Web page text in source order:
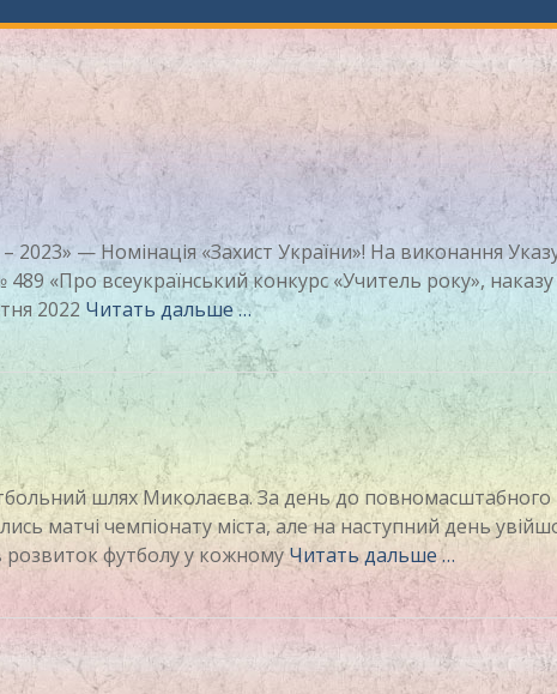
2023» — Номінація «Захист України»! На виконання
«Про всеукраїнський конкурс «Учитель року», наказу
2022 Читать дальше …
шлях Миколаєва. За день до повномасштабного
матчі чемпіонату міста, але на наступний день
розвиток футболу у кожномуЧитать дальше …